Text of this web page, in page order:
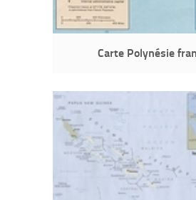
Carte Polynésie